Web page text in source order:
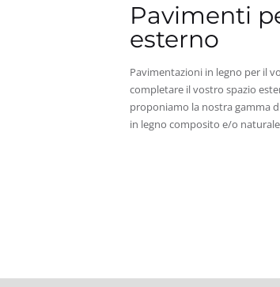
Pavimenti
esterno
Pavimentazioni in legno per il
completare il vostro spazio
proponiamo la nostra gamma
in legno composito e/o